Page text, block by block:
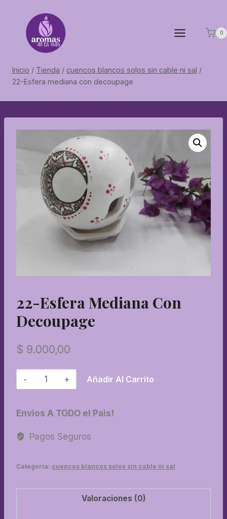
contenido
0
Inicio / Tienda / cuencos blancos solos sin cable ni sal /
22-Esfera mediana con decoupage
22-Esfera Mediana Con
Decoupage
$ 9.000,00
22-
Esfera
con
cantidad
Añadir Al Carrito
Envios A TODO el Pais!
Pagos Seguros
Categoría: cuencos blancos solos sin cable ni sal
Valoraciones (0)